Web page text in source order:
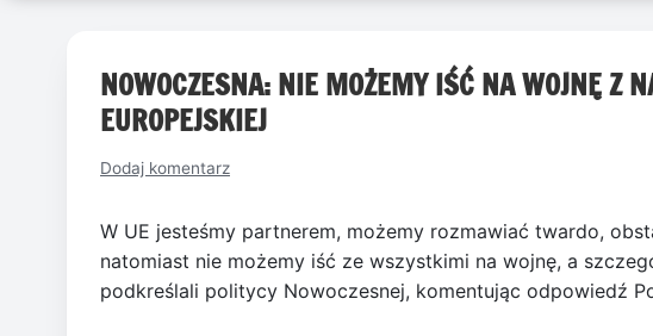
NOWOCZESNA: NIE MOŻEMY IŚĆ NA WOJNĘ Z
EUROPEJSKIEJ
Dodaj komentarz
W UE jesteśmy partnerem, możemy rozmawiać twardo,
natomiast nie możemy iść ze wszystkimi na wojnę, a
podkreślali politycy Nowoczesnej, komentując odpowiedź